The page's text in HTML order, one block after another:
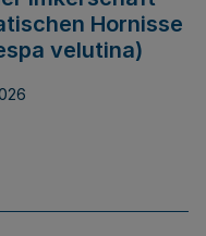
Hornisse
velutina)